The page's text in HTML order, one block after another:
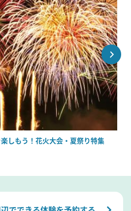
楽しもう！花火大会・夏祭り特集